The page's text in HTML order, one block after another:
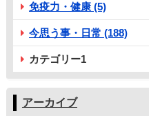
免疫力・健康 (5)
今思う事・日常 (188)
カテゴリー1
アーカイブ